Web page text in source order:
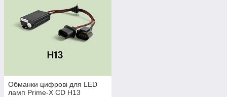
Обманки цифрові для LED
ламп Prime-X CD H13